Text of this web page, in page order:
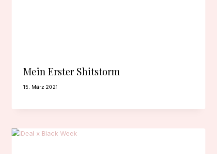
Mein Erster Shitstorm
15. März 2021